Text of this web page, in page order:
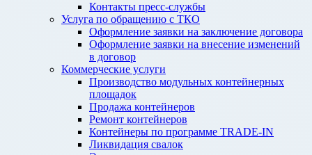
Контакты пресс-службы
Услуга по обращению с ТКО
Оформление заявки на заключение договора
Оформление заявки на внесение изменений
в договор
Коммерческие услуги
Производство модульных контейнерных
площадок
Продажа контейнеров
Ремонт контейнеров
Контейнеры по программе TRADE-IN
Ликвидация свалок